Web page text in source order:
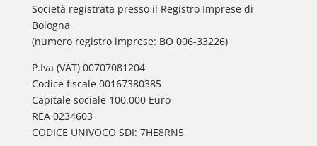
Società registrata presso il Registro Imprese di
Bologna
(numero registro imprese: BO 006-33226)
P.Iva (VAT) 00707081204
Codice fiscale 00167380385
Capitale sociale 100.000 Euro
REA 0234603
CODICE UNIVOCO SDI: 7HE8RN5